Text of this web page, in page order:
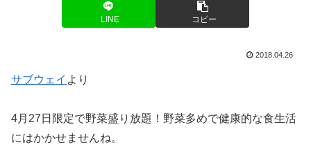
LINE コピー
2018.04.26
サブウェイ より
4月27日限定で野菜盛り放題！野菜多めで健康的な食生活
にはかかせませんね。